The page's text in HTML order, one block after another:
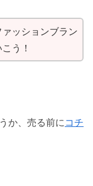
ッションブラン
う！
か、売る前に コチ